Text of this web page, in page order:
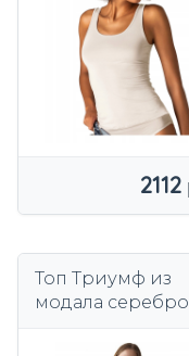
2112
Топ Триумф из
модала серебро